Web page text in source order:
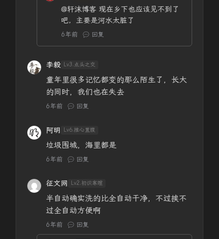
@轩沫博客 现在乡下也应该见不到了
吧，主要是河水太脏了
6年前 回复
李毅 Lv3.点头之交
童年里很多记忆都变的那么陌生了，长大
的同时，我们也在失去
6年前 回复
阿明 Lv6.推心置腹
垃圾围城，海里都是
6年前 回复
征文网 Lv2.初识寒暄
半自动确实洗的比全自动干净，不过挨不
过全自动方便啊
6年前 回复